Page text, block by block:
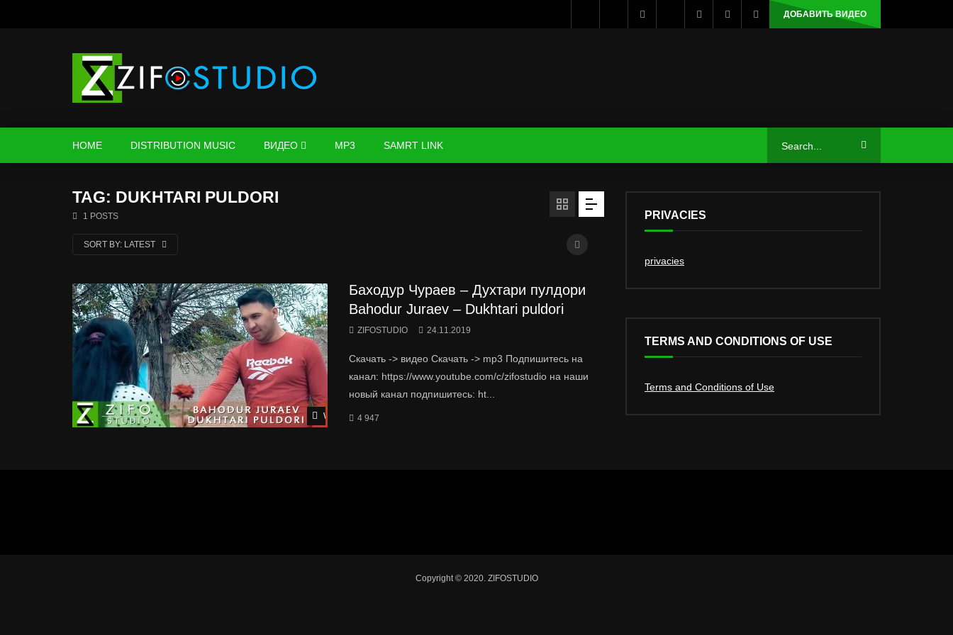
ДОБАВИТЬ ВИДЕО
HOME DISTRIBUTION MUSIC ВИДЕО MP3 SAMRT LINK
TAG: DUKHTARI PULDORI
1 POSTS
SORT BY: LATEST
Watch Later
Баходур Чураев – Духтари пулдори
Bahodur Juraev – Dukhtari puldori
ZIFOSTUDIO 24.11.2019
Скачать -> видео Скачать -> mp3 Подпишитесь на
канал: https://www.youtube.com/c/zifostudio на наши
новый канал подпишитесь: ht...
4 947
PRIVACIES
privacies
TERMS AND CONDITIONS OF USE
Terms and Conditions of Use
Copyright © 2020. ZIFOSTUDIO